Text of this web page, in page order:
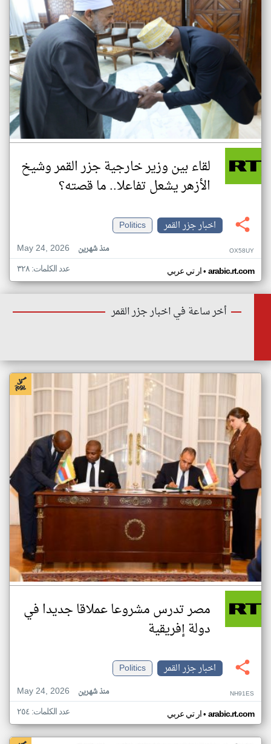
لقاء بين وزير خارجية جزر القمر وشيخ
الأزهر يشعل تفاعلا.. ما قصته؟
اخبار جزر القمر
Politics
May 24, 2026
منذ شهرين OX58UY
ار تي عربي• arabic.rt.com عدد الكلمات: ٣٢٨
أخر ساعة في اخبار جزر القمر
مصر تدرس مشروعا عملاقا جديدا في
دولة إفريقية
اخبار جزر القمر
Politics
May 24, 2026
منذ شهرين NH91ES
ار تي عربي• arabic.rt.com عدد الكلمات: ٢٥٤